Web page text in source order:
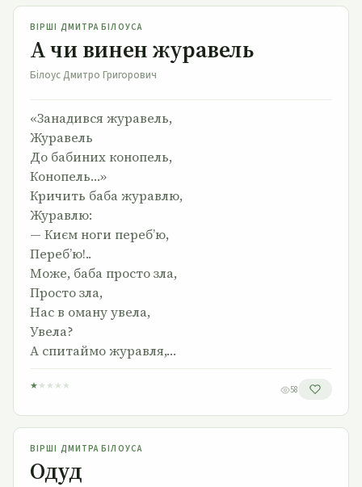
А чи винен журавель
ВІРШІ ДМИТРА БІЛОУСА
А чи винен журавель
Білоус Дмитро Григорович
«Занадився журавель,
Журавель
До бабиних конопель,
Конопель…»
Кричить баба журавлю,
Журавлю:
— Києм ноги переб’ю,
Переб’ю!..
Може, баба просто зла,
Просто зла,
Нас в оману увела,
Увела?
А спитаймо журавля,…
★ ★ ★ ★ ★ 58
Одуд
ВІРШІ ДМИТРА БІЛОУСА
Одуд